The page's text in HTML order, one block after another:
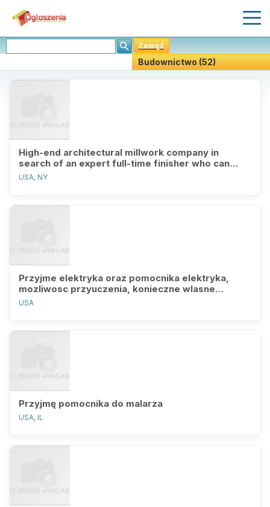
Zawęź
Budownictwo (52)
High-end architectural millwork company in
search of an expert full-time finisher who can
color match/stain.
USA, NY
Przyjme elektryka oraz pomocnika elektryka,
mozliwosc przyuczenia, konieczne wlasne
narzedzia, OSHA 40... Prosze dzwoni
USA
Przyjmę pomocnika do malarza
USA, IL